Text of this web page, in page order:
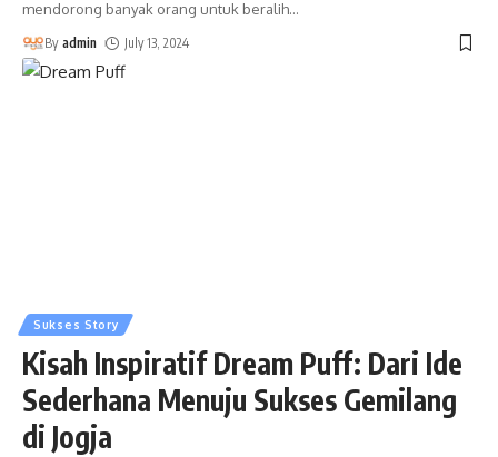
mendorong banyak orang untuk beralih…
By admin July 13, 2024
Sukses Story
Kisah Inspiratif Dream Puff: Dari Ide
Sederhana Menuju Sukses Gemilang
di Jogja